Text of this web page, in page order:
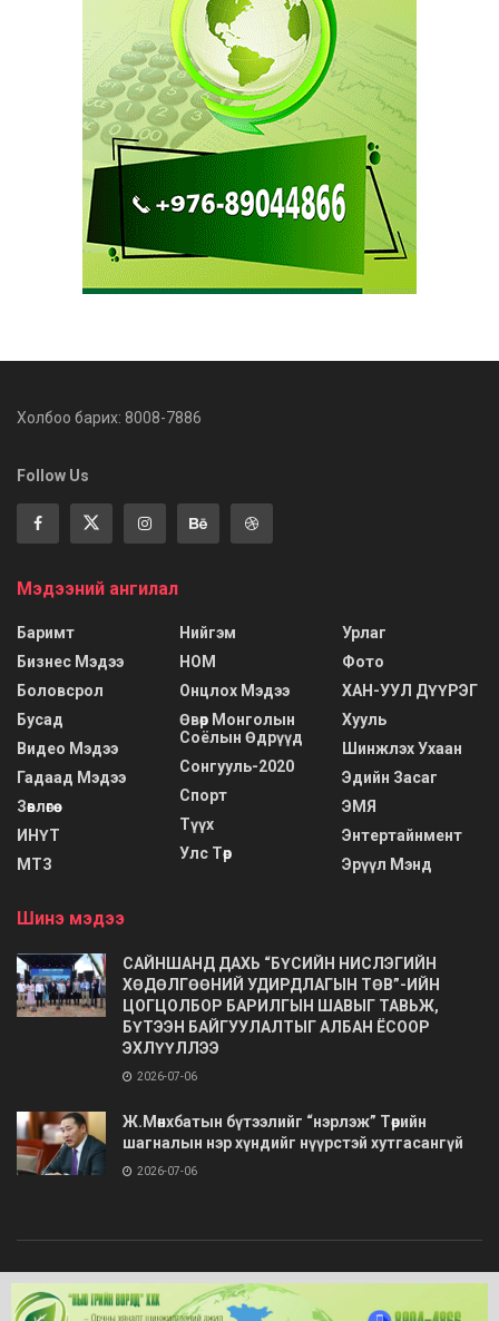
Холбоо барих: 8008-7886
Follow Us
Мэдээний ангилал
Баримт
Бизнес Мэдээ
Боловсрол
Бусад
Видео Мэдээ
Гадаад Мэдээ
Зөвлөгөө
ИНҮТ
МТЗ
Нийгэм
НОМ
Онцлох Мэдээ
Өвөр Монголын
Соёлын Өдрүүд
Сонгууль-2020
Спорт
Түүх
Улс Төр
Урлаг
Фото
ХАН-УУЛ ДҮҮРЭГ
Хууль
Шинжлэх Ухаан
Эдийн Засаг
ЭМЯ
Энтертайнмент
Эрүүл Мэнд
Шинэ мэдээ
САЙНШАНД ДАХЬ “БҮСИЙН НИСЛЭГИЙН
ХӨДӨЛГӨӨНИЙ УДИРДЛАГЫН ТӨВ”-ИЙН
ЦОГЦОЛБОР БАРИЛГЫН ШАВЫГ ТАВЬЖ,
БҮТЭЭН БАЙГУУЛАЛТЫГ АЛБАН ЁСООР
ЭХЛҮҮЛЛЭЭ
2026-07-06
Ж.Мөнхбатын бүтээлийг “нэрлэж” Төрийн
шагналын нэр хүндийг нүүрстэй хутгасангүй
2026-07-06
© 2020 Barimt.com- Зохиогчийн эрх хуулиар хамгаалагдсан. Загварыг
ONLINE MEDIA LLC.